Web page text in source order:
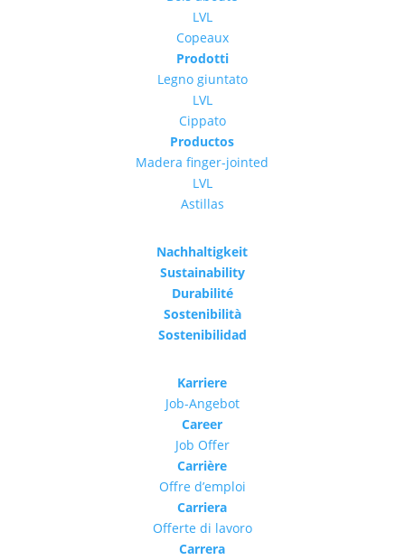
LVL
Copeaux
Prodotti
Legno giuntato
LVL
Cippato
Productos
Madera finger-jointed
LVL
Astillas
Nachhaltigkeit
Sustainability
Durabilité
Sostenibilità
Sostenibilidad
Karriere
Job-Angebot
Career
Job Offer
Carrière
Offre d’emploi
Carriera
Offerte di lavoro
Carrera